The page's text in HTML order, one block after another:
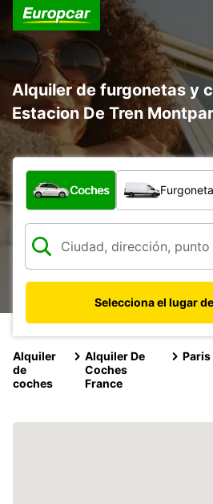
Alquiler de furgonetas y
Estacion De Tren
¿Qué tipo de vehículo?
Coches
Selecciona el lugar
Alquiler
de
coches
Alquiler De
Coches
France
Paris